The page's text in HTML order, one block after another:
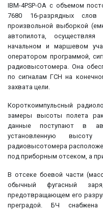
IBM-4PSP-OA с объемом
7680 16-разрядных
произвольной выборкой
автопилота,
начальном и маршевом
оператором программой,
радиовысотомера. Она
по сигналам ГСН на
захвата цели.
Короткоимпульсный
замеры высоты полета
данные поступают в
установленную
радиовысотомера
под приборным отсеком, а
В отсеке боевой части
обычный фугасный
предотвращающем его
преградой. БЧ снабжена